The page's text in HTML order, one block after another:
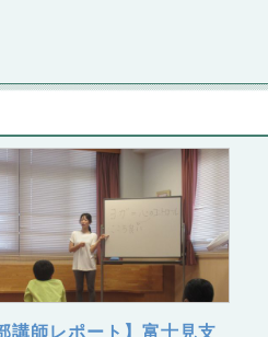
講師レポート】富士見支